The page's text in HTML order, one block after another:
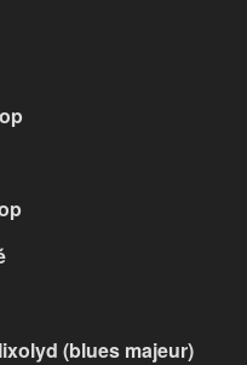
(blues majeur)